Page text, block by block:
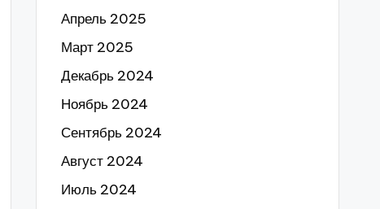
Апрель 2025
Март 2025
Декабрь 2024
Ноябрь 2024
Сентябрь 2024
Август 2024
Июль 2024